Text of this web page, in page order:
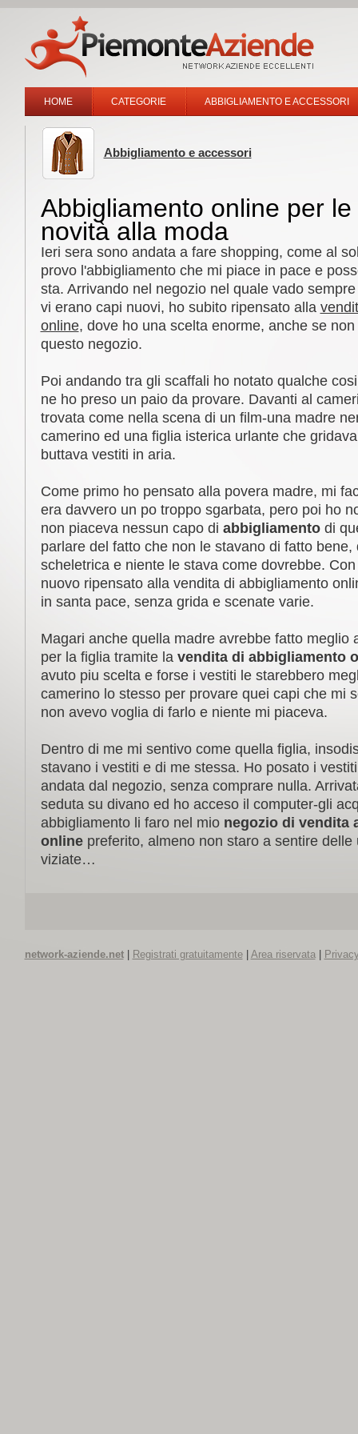
HOME CATEGORIE ABBIGLIAMENTO E ACCESSORI
Abbigliamento e accessori
Abbigliamento online per
novità alla moda
Ieri sera sono andata a fare shopping, come al
provo l'abbigliamento che mi piace in pace e
sta. Arrivando nel negozio nel quale vado
vi erano capi nuovi, ho subito ripensato alla
online, dove ho una scelta enorme, anche se
questo negozio.
Poi andando tra gli scaffali ho notato qualche
ne ho preso un paio da provare. Davanti al
trovata come nella scena di un film-una madre
camerino ed una figlia isterica urlante che
buttava vestiti in aria.
Come primo ho pensato alla povera madre, mi
era davvero un po troppo sgarbata, pero poi ho
non piaceva nessun capo di abbigliamentodi
parlare del fatto che non le stavano di fatto bene,
scheletrica e niente le stava come dovrebbe.
nuovo ripensato alla vendita di abbigliamento
in santa pace, senza grida e scenate varie.
Magari anche quella madre avrebbe fatto meglio
per la figlia tramite la vendita di abbigliamento
avuto piu scelta e forse i vestiti le starebbero
camerino lo stesso per provare quei capi che mi
non avevo voglia di farlo e niente mi piaceva.
Dentro di me mi sentivo come quella figlia,
stavano i vestiti e di me stessa. Ho posato i
andata dal negozio, senza comprare nulla.
seduta su divano ed ho acceso il computer-gli
abbigliamento li faro nel mio negozio di vendita
onlinepreferito, almeno non staro a sentire delle
viziate…
network-aziende.net| Registrati gratuitamente| Area riservata|